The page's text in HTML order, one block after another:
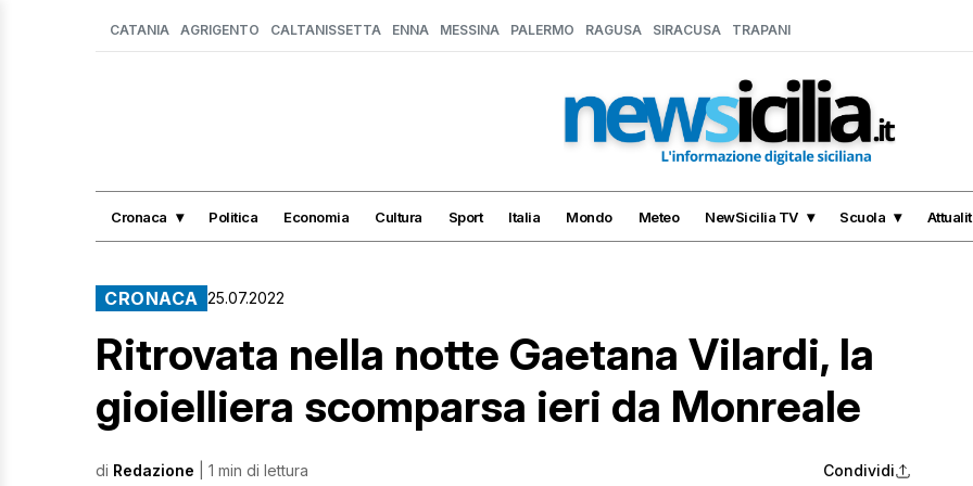
CATANIA AGRIGENTO CALTANISSETTA ENNA MESSINA PALERMO RAGUSA SIRACUSA TRAPANI
Cronaca Politica Economia Cultura Sport Italia Mondo Meteo NewSicilia TV Scuola
CRONACA 25.07.2022
Ritrovata nella notte Gaetana Vilardi, la
gioielliera scomparsa ieri da Monreale
di Redazione | 1 min di lettura Condividi